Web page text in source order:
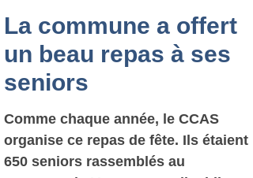
La commune a offert
un beau repas à ses
seniors
Comme chaque année, le CCAS
organise ce repas de fête. Ils étaient
650 seniors rassemblés au